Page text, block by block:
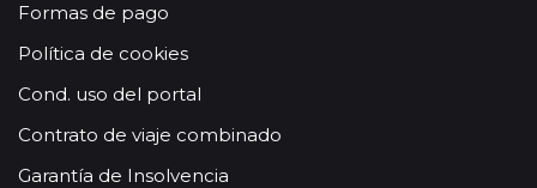
Otras notas a tener en cuenta:
Todas nuestras rutas, independientemente del
número de pasajeros, incluyen la presencia de guías
conocimientos y buena disposición para atender al
grupo. Adicionalmente, en las ciudades principales y
Formas de pago
Política de cookies
Cond. uso del portal
Contrato de viaje combinado
Garantía de Insolvencia